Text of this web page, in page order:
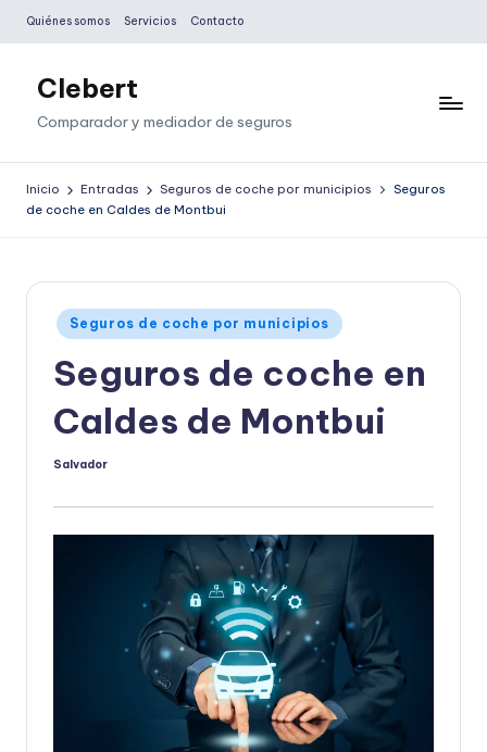
Saltar
contenido
Quiénes somos Servicios Contacto
Clebert
Comparador y mediador de seguros
Inicio Entradas Seguros de coche por municipios
Seguros
de coche en Caldes de Montbui
Publicado
en
Seguros de coche por municipios
Seguros de coche en
Caldes de Montbui
Publicado
Salvador